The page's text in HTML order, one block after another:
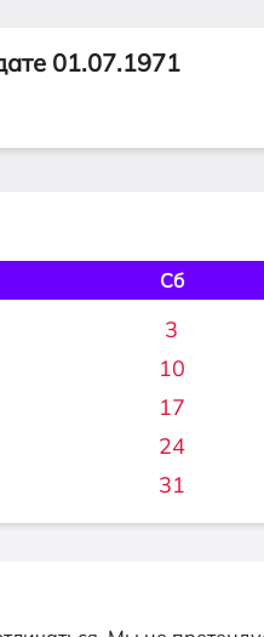
01.07.1971
Сб
3
10
17
24
31